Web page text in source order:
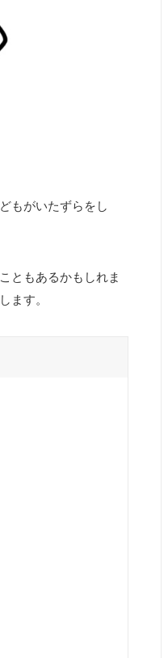
もがいたずらをし
ともあるかもしれま
ます。